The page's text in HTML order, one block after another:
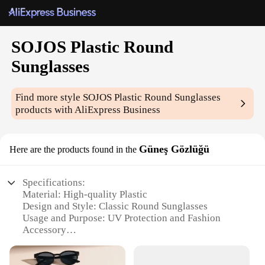
SOJOS Plastic Round
Sunglasses
Find more style SOJOS Plastic Round Sunglasses
products with AliExpress Business
Here are the products found in the Güneş Gözlüğü
Specifications:
Material: High-quality Plastic
Design and Style: Classic Round Sunglasses
Usage and Purpose: UV Protection and Fashion
Accessory
Performance and Property: Durable and Lightweight